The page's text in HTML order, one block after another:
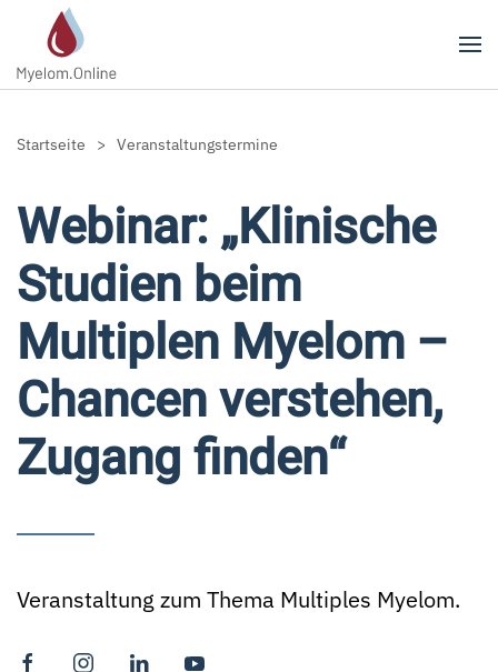
Zum Hauptinhalt springen
Startseite Veranstaltungstermine
Webinar: „Klinische
Studien beim
Multiplen Myelom –
Chancen verstehen,
Zugang finden“
Veranstaltung zum Thema Multiples Myelom.